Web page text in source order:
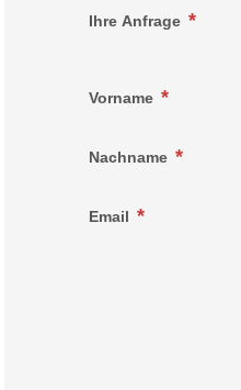
Ihre Anfrage
Vorname
Nachname
Email